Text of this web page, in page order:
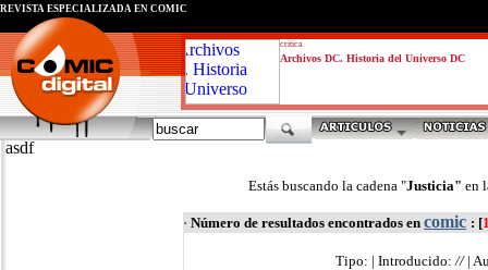
critica
Archivos DC. Historia del Universo DC
REVISTA ESPECIALIZADA EN CÓMIC
asdf
Estás buscando la cadena "Justicia" en
· Número de resultados encontrados en comic : [
Tipo: | Introducido://|